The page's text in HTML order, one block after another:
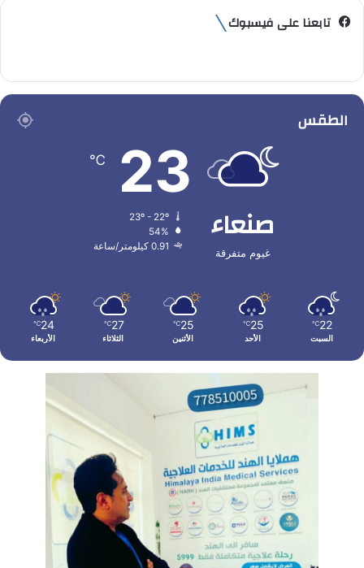
تابعنا على فيسبوك
الطقس
صنعاء
غيوم متفرقة
23
℃
54%
0.91 كيلومتر/ساعة
22
℃
السبت
25
℃
الأحد
25
℃
الأثنين
27
℃
الثلاثاء
24
℃
الأربعاء